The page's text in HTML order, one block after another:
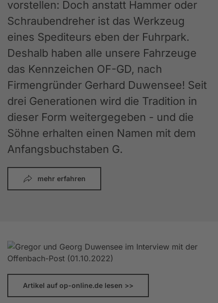
vorstellen: Doch anstatt Hammer oder
Schraubendreher ist das Werkzeug
eines Spediteurs eben der Fuhrpark.
Deshalb haben alle unsere Fahrzeuge
das Kennzeichen OF-GD, nach
Firmengründer Gerhard Duwensee! Seit
drei Generationen wird die Tradition in
dieser Form weitergegeben - und die
Söhne erhalten einen Namen mit dem
Anfangsbuchstaben G.
mehr erfahren
Artikel auf op-online.de lesen >>